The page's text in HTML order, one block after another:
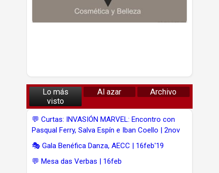
Lo más
visto
Al azar Archivo
💬 Curtas: INVASIÓN MARVEL: Encontro con
Pasqual Ferry, Salva Espín e Iban Coello | 2nov
🎭 Gala Benéfica Danza, AECC | 16feb'19
💬 Mesa das Verbas | 16feb